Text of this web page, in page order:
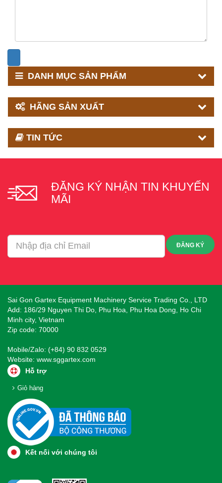
DANH MỤC SẢN PHẨM
HÃNG SẢN XUẤT
TIN TỨC
ĐĂNG KÝ NHẬN TIN KHUYẾN
MÃI
ĐĂNG KÝ
Sai Gon Gartex Equipment Machinery Service Trading Co., LTD
Add: 186/29 Nguyen Thi Do, Phu Hoa, Phu Hoa Dong, Ho Chi
Minh city, Vietnam
Zip code: 70000
Mobile/Zalo: (+84) 90 832 0529
Website: www.sggartex.com
Hỗ trợ
Giỏ hàng
Kết nối với chúng tôi